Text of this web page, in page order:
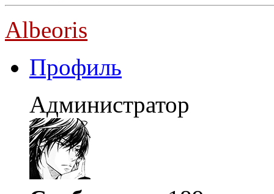
Albeoris
Профиль
Администратор